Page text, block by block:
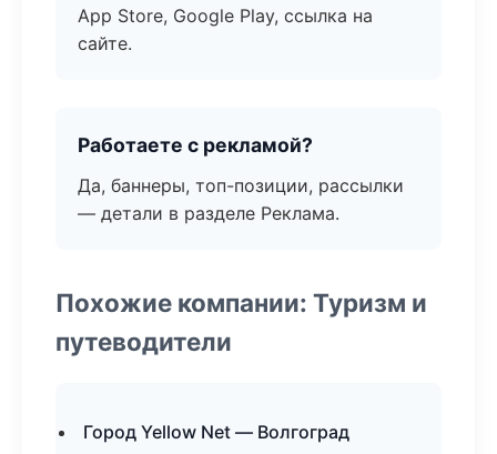
App Store, Google Play, ссылка на
сайте.
Работаете с рекламой?
Да, баннеры, топ-позиции, рассылки
— детали в разделе Реклама.
Похожие компании: Туризм и
путеводители
Город Yellow Net — Волгоград